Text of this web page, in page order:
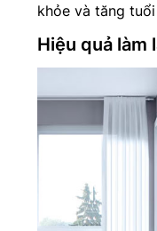
khỏe và tăng
Hiệu quả làm